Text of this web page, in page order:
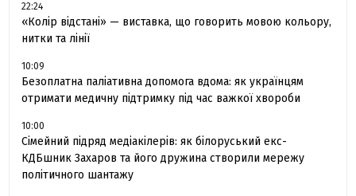
22:24
«Колір відстані» — виставка, що говорить мовою кольору,
нитки та лінії
10:09
Безоплатна паліативна допомога вдома: як українцям
отримати медичну підтримку під час важкої хвороби
10:00
Сімейний підряд медіакілерів: як білоруський екс-
КДБшник Захаров та його дружина створили мережу
політичного шантажу